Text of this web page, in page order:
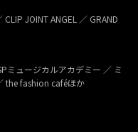
JOINT ANGEL ／ GRAND
ミュージカルアカデミー ／ ミ
the fashion caféほか